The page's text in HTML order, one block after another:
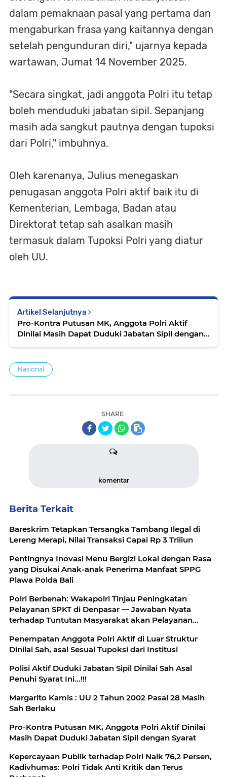
dalam pemaknaan pasal yang pertama dan
mengaburkan frasa yang kaitannya dengan
setelah pengunduran diri," ujarnya kepada
wartawan, Jumat 14 November 2025.
‎"Secara singkat, jadi anggota Polri itu tetap
boleh menduduki jabatan sipil. Sepanjang
masih ada sangkut pautnya dengan tupoksi
dari Polri," imbuhnya.
‎Oleh karenanya, Julius menegaskan
penugasan anggota Polri aktif baik itu di
Kementerian, Lembaga, Badan atau
Direktorat tetap sah asalkan masih
termasuk dalam Tupoksi Polri yang diatur
oleh UU.
Artikel Selanjutnya
Pro-Kontra Putusan MK, Anggota Polri Aktif
Dinilai Masih Dapat Duduki Jabatan Sipil dengan
Nasional
SHARE
komentar
Berita Terkait
Bareskrim Tetapkan Tersangka Tambang Ilegal di
Lereng Merapi, Nilai Transaksi Capai Rp 3 Triliun
Pentingnya Inovasi Menu Bergizi Lokal dengan Rasa
yang Disukai Anak-anak Penerima Manfaat SPPG
Plawa Polda Bali
Polri Berbenah: Wakapolri Tinjau Peningkatan
Pelayanan SPKT di Denpasar — Jawaban Nyata
terhadap Tuntutan Masyarakat akan Pelayanan
Penempatan Anggota Polri Aktif di Luar Struktur
Dinilai Sah, asal Sesuai Tupoksi dari Institusi
Polisi Aktif Duduki Jabatan Sipil Dinilai Sah Asal
Penuhi Syarat Ini...!!! ‎
Margarito Kamis : UU 2 Tahun 2002 Pasal 28 Masih
Sah Berlaku ‎
Pro-Kontra Putusan MK, Anggota Polri Aktif Dinilai
Masih Dapat Duduki Jabatan Sipil dengan Syarat ‎
Kepercayaan Publik terhadap Polri Naik 76,2 Persen,
Kadivhumas: Polri Tidak Anti Kritik dan Terus